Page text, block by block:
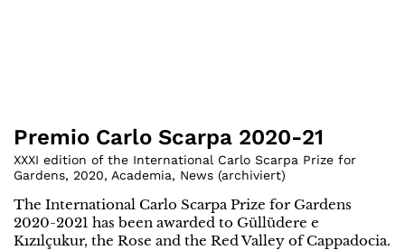
Premio Carlo Scarpa 2020-21
XXXI edition of the International Carlo Scarpa Prize for
Gardens, 2020, Academia, News (archiviert)
The International Carlo Scarpa Prize for Gardens
2020-2021 has been awarded to Güllüdere e
Kızılçukur, the Rose and the Red Valley of Cappadocia.